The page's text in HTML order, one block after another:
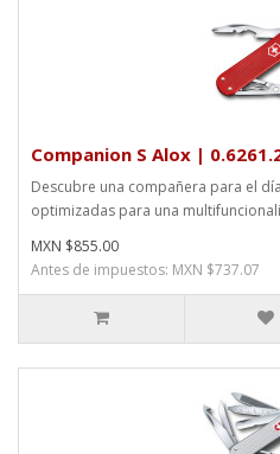
Companion S Alox |
Descubre una compañera para el
optimizadas para una
MXN $855.00
Antes de impuestos: MXN $737.07